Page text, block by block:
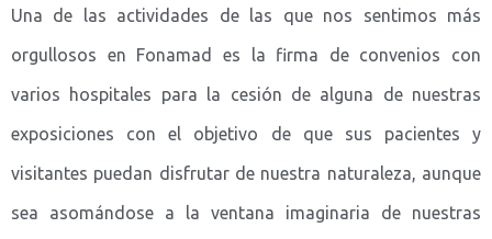
Una de las actividades de las que nos sentimos más
orgullosos en Fonamad es la firma de convenios con
varios hospitales para la cesión de alguna de nuestras
exposiciones con el objetivo de que sus pacientes y
visitantes puedan disfrutar de nuestra naturaleza, aunque
sea asomándose a la ventana imaginaria de nuestras